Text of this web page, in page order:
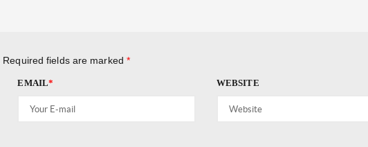
Required fields are marked *
EMAIL* WEBSITE